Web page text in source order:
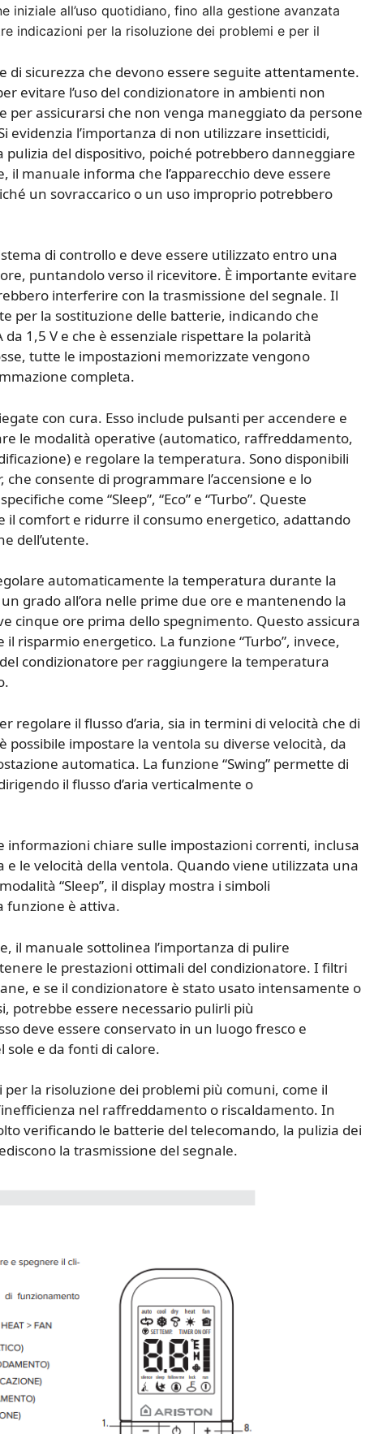
iniziale all’uso quotidiano, fino alla gestione avanzata
indicazioni per la risoluzione dei problemi e per il
di sicurezza che devono essere seguite attentamente.
evitare l’uso del condizionatore in ambienti non
per assicurarsi che non venga maneggiato da persone
evidenzia l’importanza di non utilizzare insetticidi,
del dispositivo, poiché potrebbero danneggiare
manuale informa che l’apparecchio deve essere
un sovraccarico o un uso improprio potrebbero
di controllo e deve essere utilizzato entro una
puntandolo verso il ricevitore. È importante evitare
interferire con la trasmissione del segnale. Il
per la sostituzione delle batterie, indicando che
1,5 V e che è essenziale rispettare la polarità
tutte le impostazioni memorizzate vengono
completa.
con cura. Esso include pulsanti per accendere e
le modalità operative (automatico, raffreddamento,
e regolare la temperatura. Sono disponibili
consente di programmare l’accensione e lo
come “Sleep”, “Eco” e “Turbo”. Queste
il comfort e ridurre il consumo energetico, adattando
dell’utente.
automaticamente la temperatura durante la
grado all’ora nelle prime due ore e mantenendo la
cinque ore prima dello spegnimento. Questo assicura
risparmio energetico. La funzione “Turbo”, invece,
condizionatore per raggiungere la temperatura
regolare il flusso d’aria, sia in termini di velocità che di
possibile impostare la ventola su diverse velocità, da
automatica. La funzione “Swing” permette di
il flusso d’aria verticalmente o
informazioni chiare sulle impostazioni correnti, inclusa
le velocità della ventola. Quando viene utilizzata una
“Sleep”, il display mostra i simboli
funzione è attiva.
il manuale sottolinea l’importanza di pulire
le prestazioni ottimali del condizionatore. I filtri
e se il condizionatore è stato usato intensamente o
potrebbe essere necessario pulirli più
deve essere conservato in un luogo fresco e
e da fonti di calore.
la risoluzione dei problemi più comuni, come il
nel raffreddamento o riscaldamento. In
verificando le batterie del telecomando, la pulizia dei
la trasmissione del segnale.